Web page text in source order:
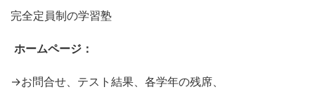
完全定員制の学習塾
ホームページ：
→お問合せ、テスト結果、各学年の残席、